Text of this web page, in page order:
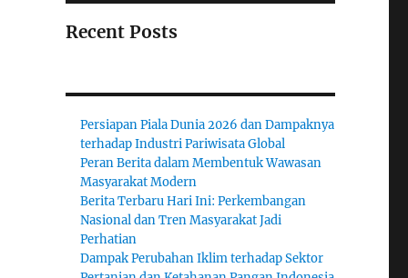
Recent Posts
Persiapan Piala Dunia 2026 dan Dampaknya
terhadap Industri Pariwisata Global
Peran Berita dalam Membentuk Wawasan
Masyarakat Modern
Berita Terbaru Hari Ini: Perkembangan
Nasional dan Tren Masyarakat Jadi
Perhatian
Dampak Perubahan Iklim terhadap Sektor